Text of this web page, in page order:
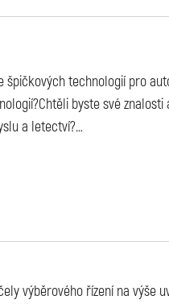
špičkových technologií pro
byste své
a letectví?…
výběrového řízení na výše